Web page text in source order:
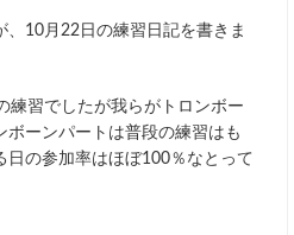
、10月22日の練習日記を書きま
練習でしたが我らがトロンボー
ボーンパートは普段の練習はも
日の参加率はほぼ100％なとって